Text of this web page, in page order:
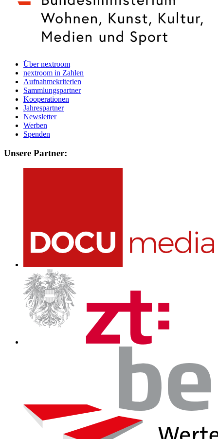
Über nextroom
nextroom in Zahlen
Aufnahmekriterien
Sammlungspartner
Kooperationen
Jahrespartner
Newsletter
Werben
Spenden
Unsere Partner: